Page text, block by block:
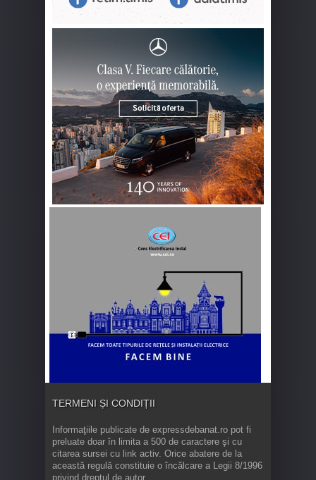
TERMENI ȘI CONDIȚII
Informaţiile publicate de expressdebanat.ro pot fi
preluate doar în limita a 500 de caractere şi cu
citarea sursei cu link activ. Orice abatere de la
această regulă constituie o încălcare a Legii 8/1996
privind dreptul de autor.